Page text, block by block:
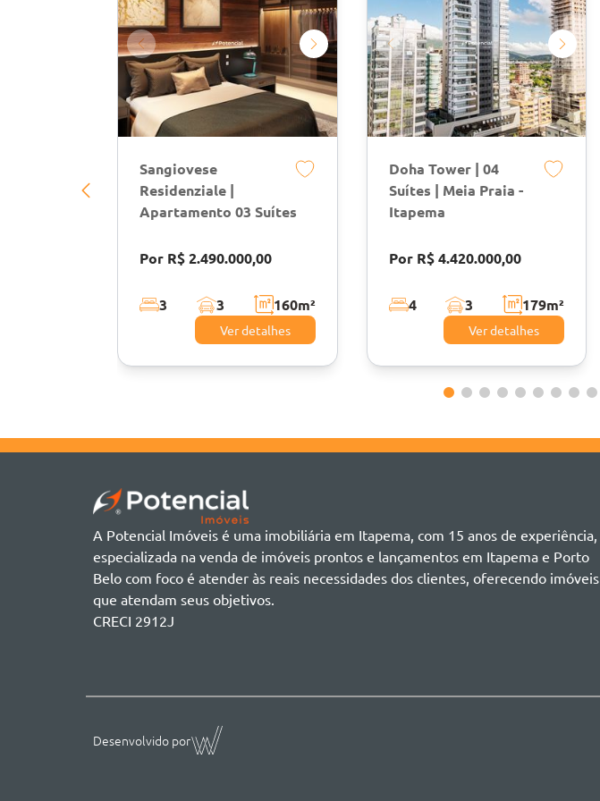
Sangiovese
Residenziale |
Apartamento 03 Suítes
Por R$ 2.490.000,00
3 3 160m²
Ver detalhes
Doha Tower | 04
Suítes | Meia Praia -
Itapema
Por R$ 4.420.000,00
4 3 179m²
Ver detalhes
A Potencial Imóveis é uma imobiliária em Itapema, com 15 anos de experiência,
especializada na venda de imóveis prontos e lançamentos em Itapema e Porto
Belo com foco é atender às reais necessidades dos clientes, oferecendo imóveis
que atendam seus objetivos.
CRECI 2912J
Desenvolvido por